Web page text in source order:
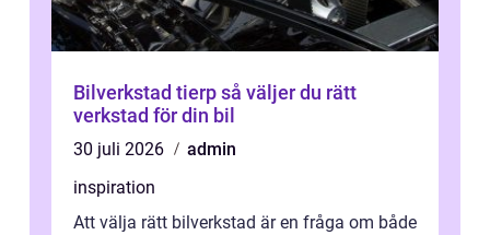
Bilverkstad tierp så väljer du rätt
verkstad för din bil
30 juli 2026
admin
inspiration
Att välja rätt bilverkstad är en fråga om både